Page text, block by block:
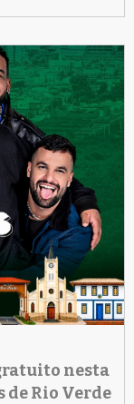
nesta
de Rio Verde